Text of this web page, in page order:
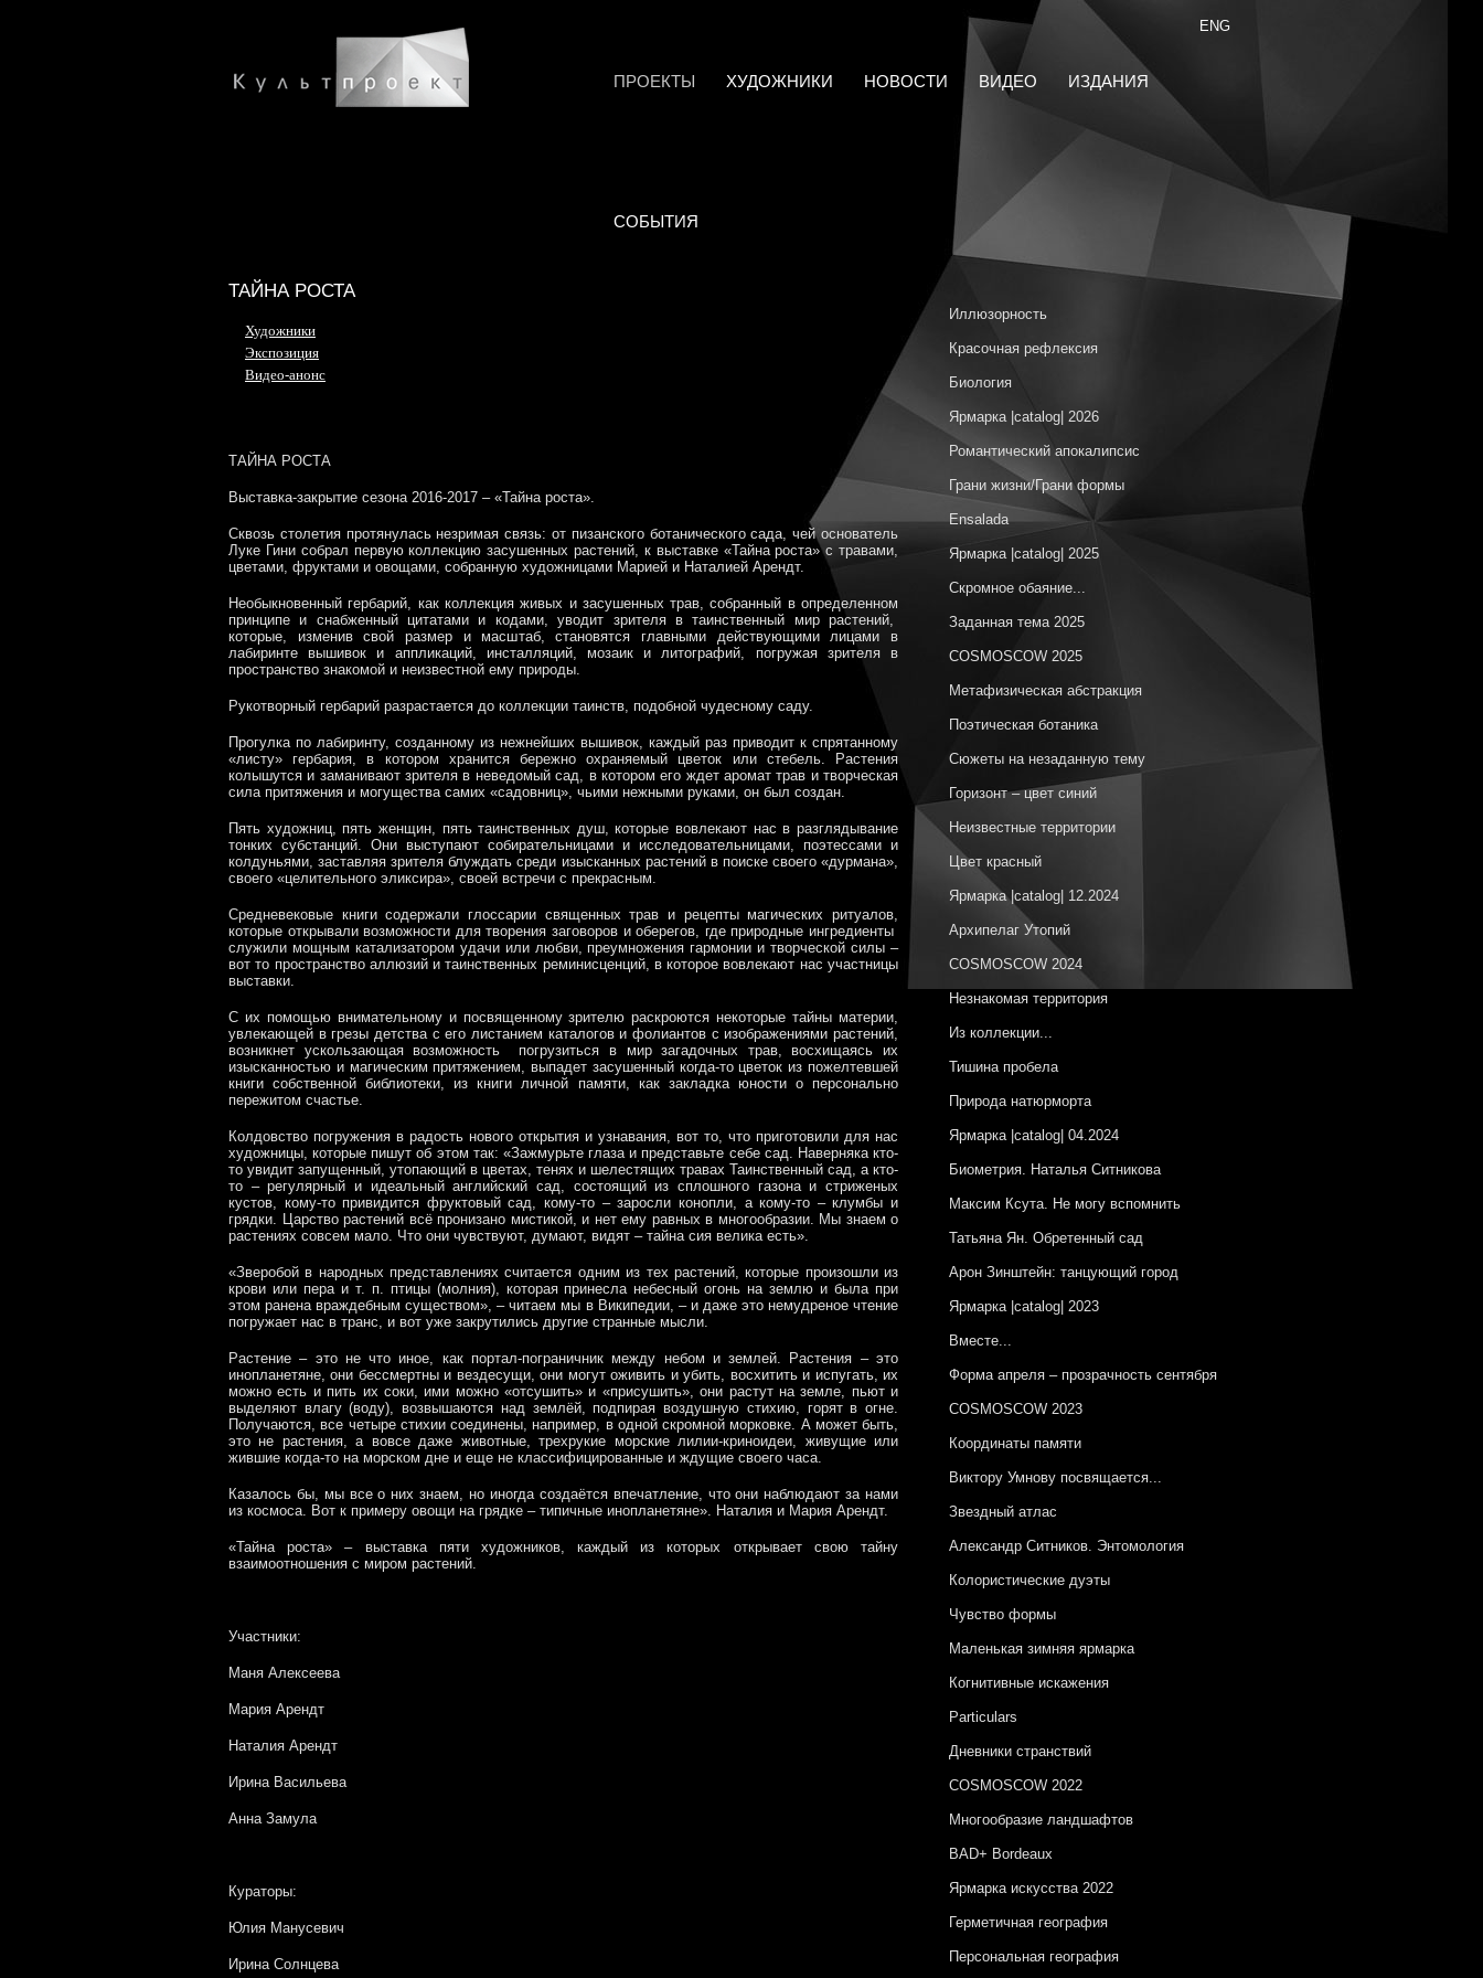
ENG
ПРОЕКТЫ ХУДОЖНИКИ НОВОСТИ ВИДЕО ИЗДАНИЯ
СОБЫТИЯ
ТАЙНА РОСТА
Художники
Экспозиция
Видео-анонс
ТАЙНА РОСТА
Выставка-закрытие сезона 2016-2017 – «Тайна роста».
Сквозь столетия протянулась незримая связь: от пизанского ботанического сада, чей основатель
Луке Гини собрал первую коллекцию засушенных растений, к выставке «Тайна роста» с травами,
цветами, фруктами и овощами, собранную художницами Марией и Наталией Арендт.
Необыкновенный гербарий, как коллекция живых и засушенных трав, собранный в определенном
принципе и снабженный цитатами и кодами, уводит зрителя в таинственный мир растений,
которые, изменив свой размер и масштаб, становятся главными действующими лицами в
лабиринте вышивок и аппликаций, инсталляций, мозаик и литографий, погружая зрителя в
пространство знакомой и неизвестной ему природы.
Рукотворный гербарий разрастается до коллекции таинств, подобной чудесному саду.
Прогулка по лабиринту, созданному из нежнейших вышивок, каждый раз приводит к спрятанному
«листу» гербария, в котором хранится бережно охраняемый цветок или стебель. Растения
колышутся и заманивают зрителя в неведомый сад, в котором его ждет аромат трав и творческая
сила притяжения и могущества самих «садовниц», чьими нежными руками, он был создан.
Пять художниц, пять женщин, пять таинственных душ, которые вовлекают нас в разглядывание
тонких субстанций. Они выступают собирательницами и исследовательницами, поэтессами и
колдуньями, заставляя зрителя блуждать среди изысканных растений в поиске своего «дурмана»,
своего «целительного эликсира», своей встречи с прекрасным.
Средневековые книги содержали глоссарии священных трав и рецепты магических ритуалов,
которые открывали возможности для творения заговоров и оберегов, где природные ингредиенты
служили мощным катализатором удачи или любви, преумножения гармонии и творческой силы –
вот то пространство аллюзий и таинственных реминисценций, в которое вовлекают нас участницы
выставки.
С их помощью внимательному и посвященному зрителю раскроются некоторые тайны материи,
увлекающей в грезы детства с его листанием каталогов и фолиантов с изображениями растений,
возникнет ускользающая возможность погрузиться в мир загадочных трав, восхищаясь их
изысканностью и магическим притяжением, выпадет засушенный когда-то цветок из пожелтевшей
книги собственной библиотеки, из книги личной памяти, как закладка юности о персонально
пережитом счастье.
Колдовство погружения в радость нового открытия и узнавания, вот то, что приготовили для нас
художницы, которые пишут об этом так: «Зажмурьте глаза и представьте себе сад. Наверняка кто-
то увидит запущенный, утопающий в цветах, тенях и шелестящих травах Таинственный сад, а кто-
то – регулярный и идеальный английский сад, состоящий из сплошного газона и стриженых
кустов, кому-то привидится фруктовый сад, кому-то – заросли конопли, а кому-то – клумбы и
грядки. Царство растений всё пронизано мистикой, и нет ему равных в многообразии. Мы знаем о
растениях совсем мало. Что они чувствуют, думают, видят – тайна сия велика есть».
«Зверобой в народных представлениях считается одним из тех растений, которые произошли из
крови или пера и т. п. птицы (молния), которая принесла небесный огонь на землю и была при
этом ранена враждебным существом», – читаем мы в Википедии, – и даже это немудреное чтение
погружает нас в транс, и вот уже закрутились другие странные мысли.
Растение – это не что иное, как портал-пограничник между небом и землей. Растения – это
инопланетяне, они бессмертны и вездесущи, они могут оживить и убить, восхитить и испугать, их
можно есть и пить их соки, ими можно «отсушить» и «присушить», они растут на земле, пьют и
выделяют влагу (воду), возвышаются над землёй, подпирая воздушную стихию, горят в огне.
Получаются, все четыре стихии соединены, например, в одной скромной морковке. А может быть,
это не растения, а вовсе даже животные, трехрукие морские лилии-криноидеи, живущие или
жившие когда-то на морском дне и еще не классифицированные и ждущие своего часа.
Казалось бы, мы все о них знаем, но иногда создаётся впечатление, что они наблюдают за нами
из космоса. Вот к примеру овощи на грядке – типичные инопланетяне». Наталия и Мария Арендт.
«Тайна роста» – выставка пяти художников, каждый из которых открывает свою тайну
взаимоотношения с миром растений.
Участники:
Маня Алексеева
Мария Арендт
Наталия Арендт
Ирина Васильева
Анна Замула
Кураторы:
Юлия Манусевич
Ирина Солнцева
Иллюзорность
Красочная рефлексия
Биология
Ярмарка |catalog| 2026
Романтический апокалипсис
Грани жизни/Грани формы
Ensalada
Ярмарка |catalog| 2025
Скромное обаяние...
Заданная тема 2025
COSMOSCOW 2025
Метафизическая абстракция
Поэтическая ботаника
Сюжеты на незаданную тему
Горизонт – цвет синий
Неизвестные территории
Цвет красный
Ярмарка |catalog| 12.2024
Архипелаг Утопий
COSMOSCOW 2024
Незнакомая территория
Из коллекции...
Тишина пробела
Природа натюрморта
Ярмарка |catalog| 04.2024
Биометрия. Наталья Ситникова
Максим Ксута. Не могу вспомнить
Татьяна Ян. Обретенный сад
Арон Зинштейн: танцующий город
Ярмарка |catalog| 2023
Вместе...
Форма апреля – прозрачность сентября
COSMOSCOW 2023
Координаты памяти
Виктору Умнову посвящается...
Звездный атлас
Александр Ситников. Энтомология
Колористические дуэты
Чувство формы
Маленькая зимняя ярмарка
Когнитивные искажения
Particulars
Дневники странствий
COSMOSCOW 2022
Многообразие ландшафтов
BAD+ Bordeaux
Ярмарка искусства 2022
Герметичная география
Персональная география